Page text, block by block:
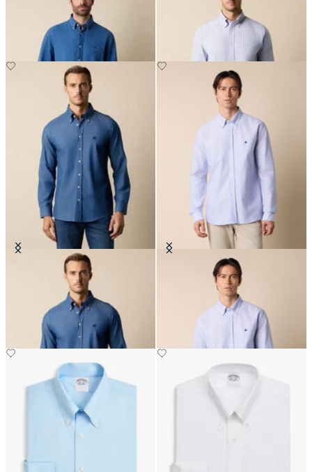
Oxford Gestreiftes Stretch mit
Button Down Kragen
Slim Fit Denim-Hemd mit Button
Slim Fit Oxford-Hemd mit
Button-Down-Kragen